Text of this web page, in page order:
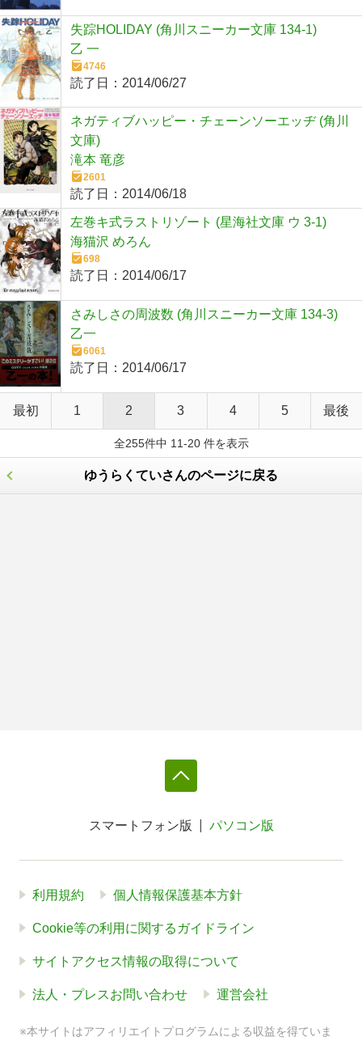
失踪HOLIDAY (角川スニーカー文庫 134-1)
乙 一
4746
読了日： 2014/06/27
ネガティブハッピー・チェーンソーエッヂ (角川
文庫)
滝本 竜彦
2601
読了日： 2014/06/18
左巻キ式ラストリゾート (星海社文庫 ウ 3-1)
海猫沢 めろん
698
読了日： 2014/06/17
さみしさの周波数 (角川スニーカー文庫 134-3)
乙一
6061
読了日： 2014/06/17
最初 1 2 3 4 5 最後
全255件中 11-20 件を表示
ゆうらくていさんのページに戻る
スマートフォン版 パソコン版
利用規約 個人情報保護基本方針
Cookie等の利用に関するガイドライン
サイトアクセス情報の取得について
法人・プレスお問い合わせ 運営会社
※本サイトはアフィリエイトプログラムによる収益を得ていま